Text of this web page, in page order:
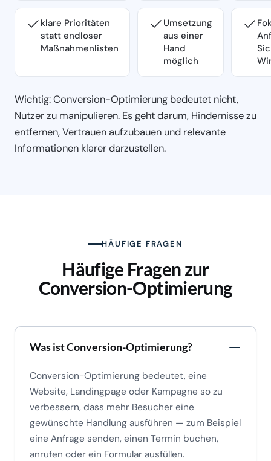
klare Prioritäten
statt endloser
Maßnahmenlisten
Umsetzung
aus einer
Hand
möglich
Wichtig: Conversion-Optimierung bedeutet nicht,
Nutzer zu manipulieren. Es geht darum, Hindernisse zu
entfernen, Vertrauen aufzubauen und relevante
Informationen klarer darzustellen.
HÄUFIGE FRAGEN
Häufige Fragen zur
Conversion-Optimierung
Was ist Conversion-Optimierung?
Conversion-Optimierung bedeutet, eine
Website, Landingpage oder Kampagne so zu
verbessern, dass mehr Besucher eine
gewünschte Handlung ausführen — zum Beispiel
eine Anfrage senden, einen Termin buchen,
anrufen oder ein Formular ausfüllen.